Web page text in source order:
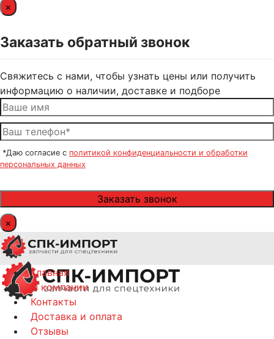
×
Заказать обратный звонок
Свяжитесь с нами, чтобы узнать цены или получить
информацию о наличии, доставке и подборе
*Даю согласие с политикой конфиденциальности и обработки
персональных данных
×
Главная
О компании
Контакты
Доставка и оплата
Отзывы